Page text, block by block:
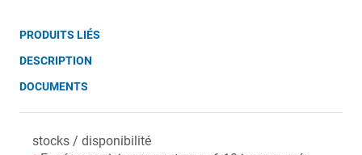
PRODUITS LIÉS
DESCRIPTION
DOCUMENTS
stocks / disponibilité